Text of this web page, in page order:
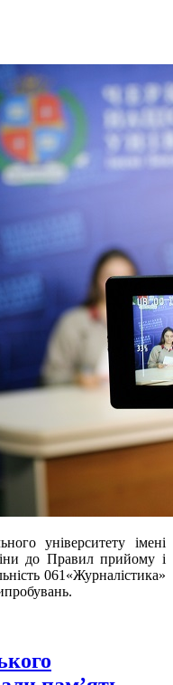
університету імені
до Правил прийому і
061«Журналістика»